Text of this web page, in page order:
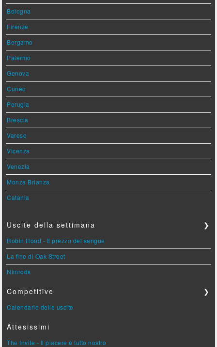
Bologna
Firenze
Bergamo
Palermo
Genova
Cuneo
Perugia
Brescia
Varese
Vicenza
Venezia
Monza Brianza
Catania
Uscite della settimana ❯
Robin Hood - Il prezzo del sangue
La fine di Oak Street
Nimrods
Competitive ❯
Calendario delle uscite
Attesissimi
The Invite - Il piacere è tutto nostro